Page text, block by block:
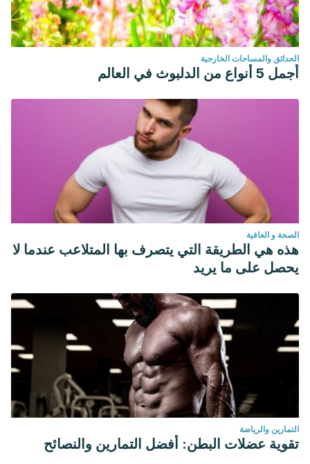
الحدائق والمساحات الخارجية
أجمل 5 أنواع من الدلبوث في العالم
الصحة و العافية
هذه هي الطريقة التي يتصرف بها المتلاعب عندما لا
يحصل على ما يريد
التمارين والرياضة
تقوية عضلات البطن: أفضل التمارين والنصائح